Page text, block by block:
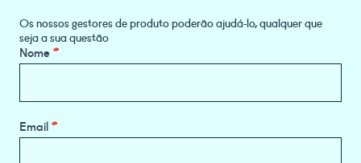
Os nossos gestores de produto poderão ajudá-lo, qualquer que
seja a sua questão
Product
Information
Nome*
Email*